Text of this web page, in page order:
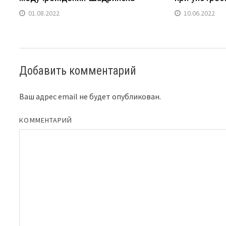
01.08.2022 10.06.2022
Добавить комментарий
Ваш адрес email не будет опубликован.
КОММЕНТАРИЙ